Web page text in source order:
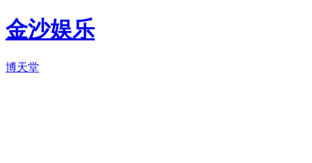
金沙娱乐
博天堂